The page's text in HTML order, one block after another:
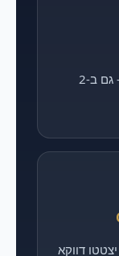
קולט כל פנייה, מסנן ומקבע פגישה — גם ב-2
בונים את התוכן שלך כך שמנועי ה-AI יצטטו דווקא